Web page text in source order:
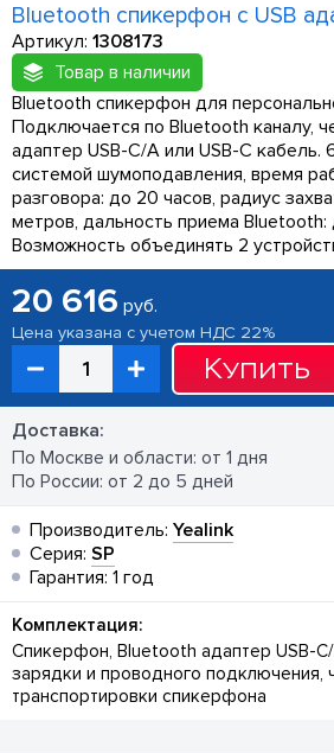
Bluetooth спикерфон с USB
Артикул: 1308173
Товар в наличии
Bluetooth спикерфон для
Подключается по Bluetooth каналу,
адаптер USB-C/A или USB-C
системой шумоподавления, время
разговора: до 20 часов, радиус
метров, дальность приема
Возможность объединять 2
20 616 руб.
Цена указана с учетом НДС 22%
Купить
Доставка:
По Москве и области: от 1 дня
По России: от 2 до 5 дней
Производитель: Yealink
Серия: SP
Гарантия: 1 год
Комплектация:
Спикерфон, Bluetooth адаптер USB-
зарядки и проводного подключения,
транспортировки спикерфона